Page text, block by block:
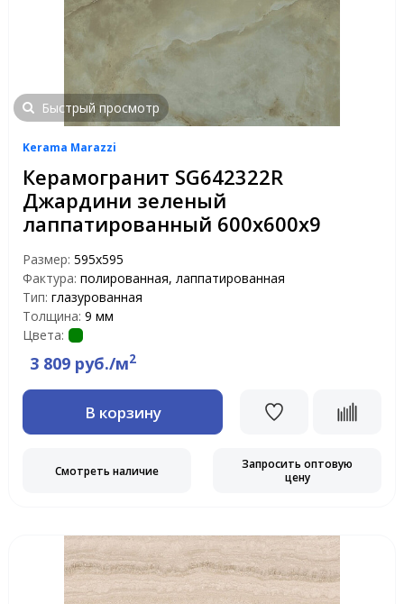
Быстрый просмотр
Kerama Marazzi
Керамогранит SG642322R
Джардини зеленый
лаппатированный 600х600х9
Размер: 595x595
Фактура: полированная, лаппатированная
Тип: глазурованная
Толщина: 9 мм
Цвета:
3 809 руб./м2
В корзину
Смотреть наличие
Запросить оптовую
цену